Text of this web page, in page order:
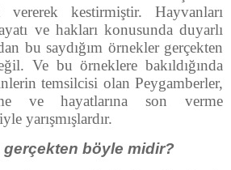
vererek kestirmiştir. Hayvanları
ve hakları konusunda duyarlı
bu saydığım örnekler gerçekten
Ve bu örneklere bakıldığında
temsilcisi olan Peygamberler,
ve hayatlarına son verme
yarışmışlardır.
gerçekten böyle midir?